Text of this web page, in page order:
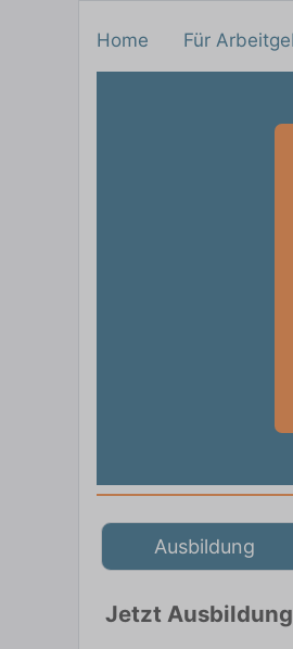
Home Für
Ausbildung
Jetzt